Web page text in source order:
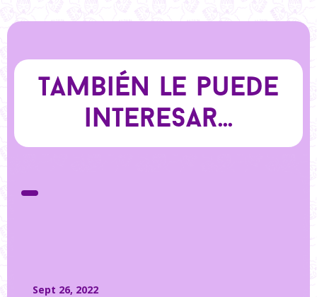
También le puede
interesar...
Sept 26, 2022